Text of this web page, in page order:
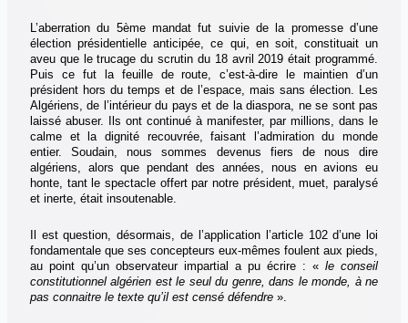
L’aberration du 5ème mandat fut suivie de la promesse d’une
élection présidentielle anticipée, ce qui, en soit, constituait un
aveu que le trucage du scrutin du 18 avril 2019 était programmé.
Puis ce fut la feuille de route, c’est-à-dire le maintien d’un
président hors du temps et de l’espace, mais sans élection. Les
Algériens, de l’intérieur du pays et de la diaspora, ne se sont pas
laissé abuser. Ils ont continué à manifester, par millions, dans le
calme et la dignité recouvrée, faisant l’admiration du monde
entier. Soudain, nous sommes devenus fiers de nous dire
algériens, alors que pendant des années, nous en avions eu
honte, tant le spectacle offert par notre président, muet, paralysé
et inerte, était insoutenable.
Il est question, désormais, de l’application l’article 102 d’une loi
fondamentale que ses concepteurs eux-mêmes foulent aux pieds,
au point qu’un observateur impartial a pu écrire : «le conseil
constitutionnel algérien est le seul du genre, dans le monde, à ne
pas connaitre le texte qu’il est censé défendre».